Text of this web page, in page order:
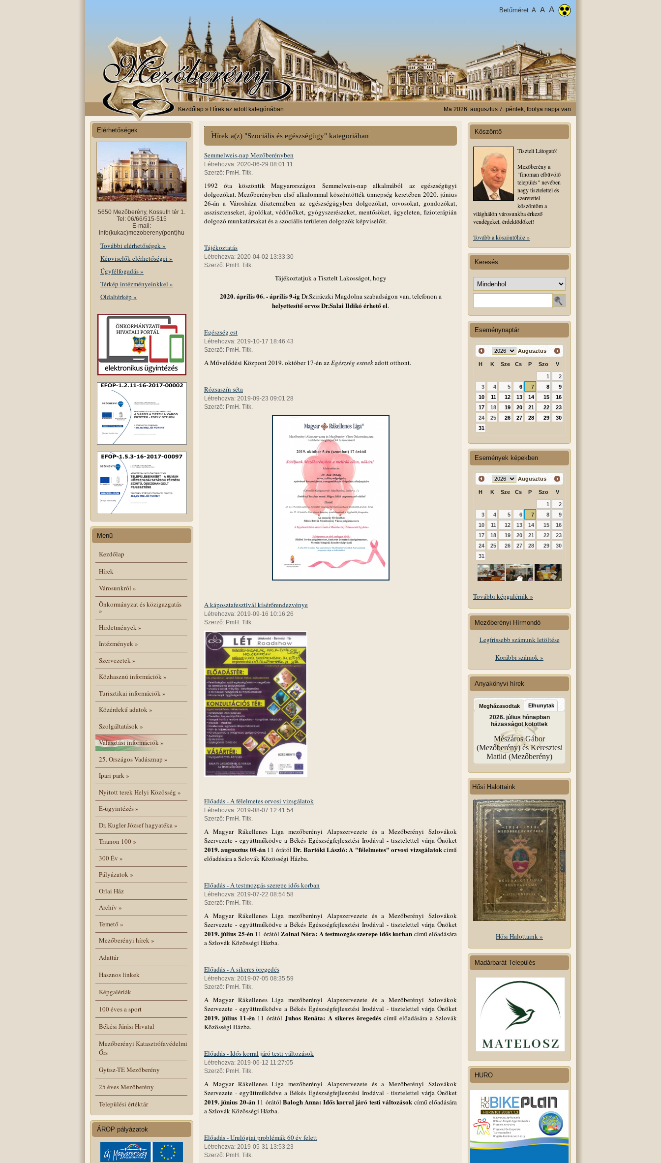
Betűméret A A A
Kezdőlap » Hírek az adott kategóriában Ma 2026. augusztus 7. péntek, Ibolya napja van
Elérhetőségek
5650 Mezőberény, Kossuth tér 1.
Tel: 06/66/515-515
E-mail:
info(kukac)mezobereny(pont)hu
További elérhetőségek »
Képviselők elérhetőségei »
Ügyfélfogadás »
Térkép intézményeinkkel »
Oldaltérkép »
Menü
Kezdőlap
Hírek
Városunkról »
Önkormányzat és közigazgatás
»
Hirdetmények»
Intézmények»
Szervezetek»
Közhasznú információk»
Turisztikai információk»
Közérdekű adatok»
Szolgáltatások»
Választási információk»
25. Országos Vadásznap »
Ipari park»
Nyitott terek Helyi Közösség »
E-ügyintézés»
Dr. Kugler József hagyatéka»
Trianon 100»
300 Év »
Pályázatok»
Orlai Ház
Archív »
Temető»
Mezőberényi hírek»
Adattár
Hasznos linkek
Képgalériák
100 éves a sport
Békési Járási Hivatal
Mezőberényi Katasztrófavédelmi
Őrs
Gyüsz-TE Mezőberény
25 éves Mezőberény
Települési értéktár
ÁROP pályázatok
Hírek a(z) "Szociális és egészségügy" kategoriában
Semmelweis-nap Mezőberényben
Létrehozva: 2020-06-29 08:01:11
Szerző: PmH. Titk.
1992 óta köszöntik Magyarországon Semmelweis-nap alkalmából az egészségügyi
dolgozókat. Mezőberényben első alkalommal köszöntötték ünnepség keretében 2020. június
26-án a Városháza dísztermében az egészségügyben dolgozókat, orvosokat, gondozókat,
asszisztenseket, ápolókat, védőnőket, gyógyszerészeket, mentősöket, ügyeleten, fizioterápián
dolgozó munkatársakat és a szociális területen dolgozók képviselőit.
Tájékoztatás
Létrehozva: 2020-04-02 13:33:30
Szerző: PmH. Titk.
Tájékoztatjuk a Tisztelt Lakosságot, hogy
2020. április 06. - április 9-igDr.Sziráczki Magdolna szabadságon van, telefonon a
helyettesítő orvos Dr.Salai Ildikó érhető el.
Egészség est
Létrehozva: 2019-10-17 18:46:43
Szerző: PmH. Titk.
A Művelődési Központ 2019. október 17-én azEgészség estnekadott otthont.
Rózsaszín séta
Létrehozva: 2019-09-23 09:01:28
Szerző: PmH. Titk.
A káposztafesztivál kísérőrendezvénye
Létrehozva: 2019-09-16 10:16:26
Szerző: PmH. Titk.
Előadás - A félelmetes orvosi vizsgálatok
Létrehozva: 2019-08-07 12:41:54
Szerző: PmH. Titk.
A Magyar Rákellenes Liga mezőberényi Alapszervezete és a Mezőberényi Szlovákok
Szervezete - együttműködve a Békés Egészségfejlesztési Irodával - tisztelettel várja Önöket
2019. augusztus 08-án11 órátólDr. Bartóki László: A "félelmetes" orvosi vizsgálatokcímű
előadására a Szlovák Közösségi Házba.
Előadás - A testmozgás szerepe idős korban
Létrehozva: 2019-07-22 08:54:58
Szerző: PmH. Titk.
A Magyar Rákellenes Liga mezőberényi Alapszervezete és a Mezőberényi Szlovákok
Szervezete - együttműködve a Békés Egészségfejlesztési Irodával - tisztelettel várja Önöket
2019. július 25-én11 órától Zolnai Nóra: A testmozgás szerepe idős korban című előadására
a Szlovák Közösségi Házba.
Előadás - A sikeres öregedés
Létrehozva: 2019-07-05 08:35:59
Szerző: PmH. Titk.
A Magyar Rákellenes Liga mezőberényi Alapszervezete és a Mezőberényi Szlovákok
Szervezete - együttműködve a Békés Egészségfejlesztési Irodával - tisztelettel várja Önöket
2019. július 11-én 11 órátólJuhos Renáta: A sikeres öregedéscímű előadására a Szlovák
Közösségi Házba.
Előadás - Idős korral járó testi változások
Létrehozva: 2019-06-12 11:27:05
Szerző: PmH. Titk.
A Magyar Rákellenes Liga mezőberényi Alapszervezete és a Mezőberényi Szlovákok
Szervezete - együttműködve a Békés Egészségfejlesztési Irodával - tisztelettel várja Önöket
2019. június 20-án11 órától Balogh Anna: Idős korral járó testi változások című előadására
a Szlovák Közösségi Házba.
Előadás - Urulógiai problémák 60 év felett
Létrehozva: 2019-05-31 13:53:23
Szerző: PmH. Titk.
Köszöntő
Tisztelt Látogató!
Mezőberény a
"finoman elbűvölő
település" nevében
nagy tisztelettel és
szeretettel
köszöntöm a
világhálón városunkba érkező
vendégeket, érdeklődőket!
Tovább a köszöntőhöz »
Keresés
Keresés helye
Eseménynaptár
Augusztus
H K Sze Cs P Szo V
1
2
3
4 5 6 7 8
9
10
11 12 13 14 15
16
17
18 19 20 21 22
23
24
25 26 27 28 29
30
31
Események képekben
Augusztus
H K Sze Cs P Szo V
1
2
3
4 5 6 7 8
9
10
11 12 13 14 15
16
17
18 19 20 21 22
23
24
25 26 27 28 29
30
31
További képgalériák »
Mezőberényi Hírmondó
Legfrissebb számunk letöltése
Korábbi számok »
Anyakönyvi hírek
Megházasodtak Elhunytak
2026. július hónapban
házasságot kötöttek
Mészáros Gábor
(Mezőberény) és Keresztesi
Matild (Mezőberény)
Hősi Halottaink
Hősi Halottaink »
Madárbarát Település
HURO